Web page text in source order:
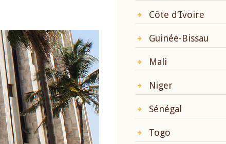
Côte d’Ivoire
Guinée-Bissau
Mali
Niger
Sénégal
Togo